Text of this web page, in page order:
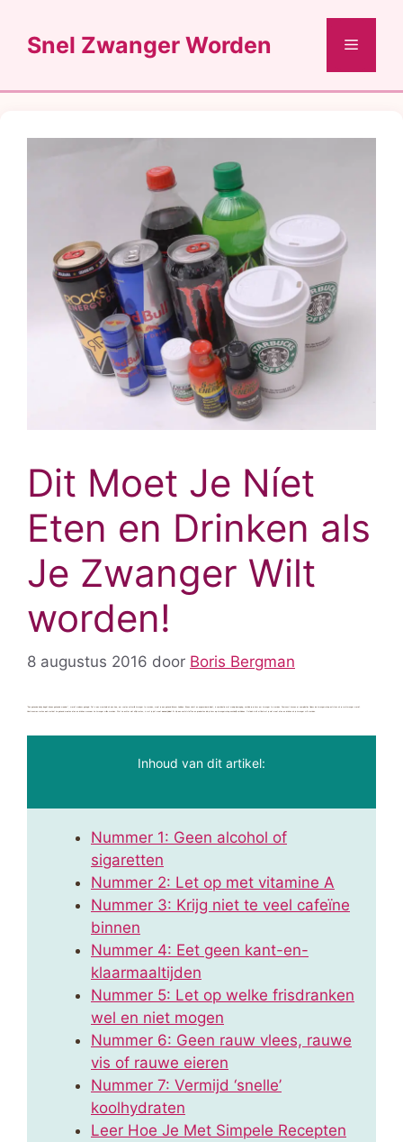
naarSnel Zwanger Worden Menu
Dit Moet Je Níet
Eten en Drinken als
Je Zwanger Wilt
worden!
8 augustus 2016 door Boris Bergman
“Een gezonde baby begint bij een gezonde moeder”, wordt weleens gezegd. Dat is een waarheid als een koe; om snel en natuurlijk zwanger te worden, moet je een gezond lichaam hebben. Bij een slecht en ongevarieerd dieet, in combinatie met weinig beweging, verklein je je kans om zwanger te worden. Daarnaast kunnen er complicaties tijdens de zwangerschap ontstaan als je wel zwanger wordt.
Veel vrouwen weten ook wel dat ze gezond moeten eten en drinken wanneer ze zwanger willen worden. Wat ze echter niet altijd weten, is wat je juist moet vermijden! Er zijn een aantal stoffen en producten die je kans op zwangerschap aanzienlijk verkleinen. Ontdek in dit artikel wat je niet moet eten en drinken als je zwanger wilt worden.
Inhoud van dit artikel:
Nummer 1: Geen alcohol of
sigaretten
Nummer 2: Let op met vitamine A
Nummer 3: Krijg niet te veel cafeïne
binnen
Nummer 4: Eet geen kant-en-
klaarmaaltijden
Nummer 5: Let op welke frisdranken
wel en niet mogen
Nummer 6: Geen rauw vlees, rauwe
vis of rauwe eieren
Nummer 7: Vermijd ‘snelle’
koolhydraten
Leer Hoe Je Met Simpele Recepten